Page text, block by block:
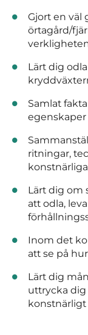
Gjort en väl
örtagård/
Lärt dig
Samlat
ritningar,
Lärt dig om
att odla,
Inom det
att se på
Lärt dig
uttrycka dig
konstnärligt